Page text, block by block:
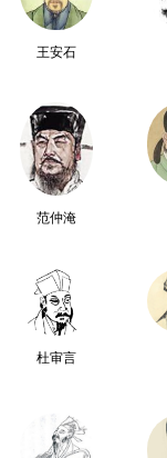
王安石
范仲淹
杜审言